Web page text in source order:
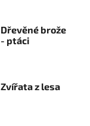
Dřevěné brože
- ptáci
Zvířata z lesa